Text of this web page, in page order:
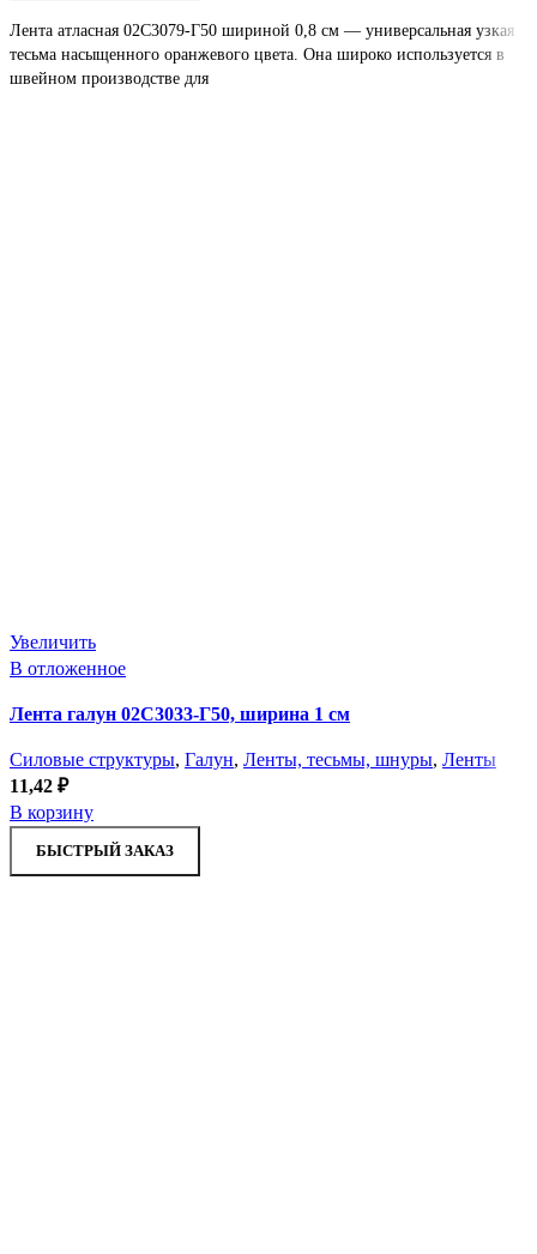
Лента атласная 02С3079-Г50 шириной 0,8 см — универсальная узкая
тесьма насыщенного оранжевого цвета. Она широко используется в
швейном производстве для
Увеличить
В отложенное
Лента галун 02С3033-Г50, ширина 1 см
Силовые структуры, Галун, Ленты, тесьмы, шнуры, Ленты
11,42 ₽
В корзину
БЫСТРЫЙ ЗАКАЗ